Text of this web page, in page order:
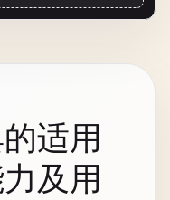
适用
及用